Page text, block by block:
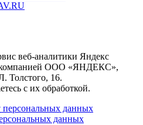
веб-аналитики Яндекс
компанией ООО «ЯНДЕКС»,
Толстого, 16.
с их обработкой.
персональных данных
данных